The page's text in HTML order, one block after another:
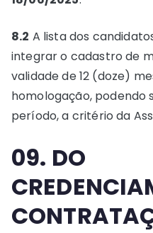
8.2 A lista dos
integrar o cadastro de
validade de 12 (doze)
homologação, podendo
período, a critério da
09. DO